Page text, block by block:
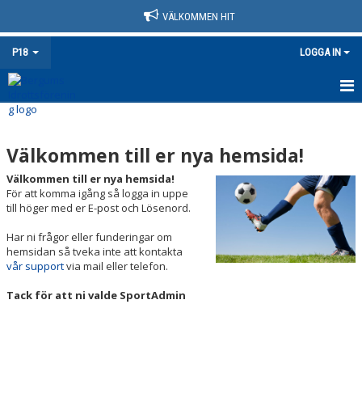
VÄLKOMMEN HIT
P18 LOGGA IN
HEM
NYHETER
KALENDER
TRUPPEN
BILDGALLERI
Välkommen till er nya hemsida!
Välkommen till er nya hemsida!
För att komma igång så logga in uppe
till höger med er E-post och Lösenord.
Har ni frågor eller funderingar om
hemsidan så tveka inte att kontakta
vår supportvia mail eller telefon.
Tack för att ni valde SportAdmin